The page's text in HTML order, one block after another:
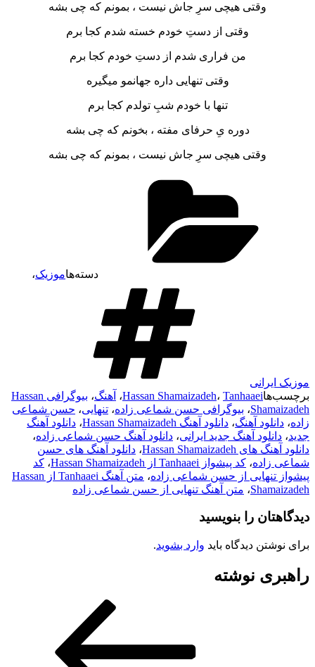
وقتی هیچی سرِ جاش نیست ، بمونم که چی بشه
وقتی از دستِ خودم خسته شدم کجا برم
من فراری شدم از دستِ خودم کجا برم
وقتی تنهایی داره جهانمو میگیره
تنها با خودم شبِ تولدم کجا برم
دوره یِ حرفای مفته ، بخونم که چی بشه
وقتی هیچی سرِ جاش نیست ، بمونم که چی بشه
دسته‌هاموزیک،
موزیک ایرانی
برچسب‌ها
Hassan Shamaizadeh، Tanhaaei ، آهنگ،
بیوگرافی Hassan
Shamaizadeh، بیوگرافی حسن شماعی زاده، تنهایی، حسن شماعی
زاده، دانلود آهنگ، دانلود آهنگ Hassan Shamaizadeh ، دانلود آهنگ
جدید، دانلود آهنگ جدید ایرانی، دانلود آهنگ حسن شماعی زاده،
دانلود آهنگ های Hassan Shamaizadeh
، دانلود آهنگ های حسن
شماعی زاده، کد پیشواز Tanhaaei از Hassan Shamaizadeh ، کد
پیشواز تنهایی از حسن شماعی زاده،
متن آهنگ Tanhaaei از Hassan
Shamaizadeh، متن آهنگ تنهایی از حسن شماعی زاده
دیدگاهتان را بنویسید
برای نوشتن دیدگاه باید وارد بشوید.
راهبری نوشته